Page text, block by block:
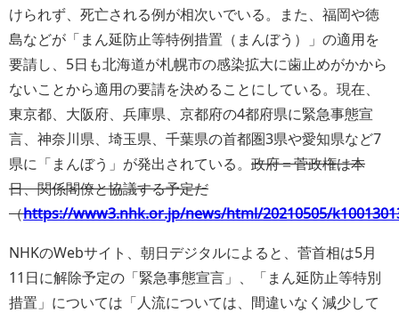
けられず、死亡される例が相次いでいる。また、福岡や徳
島などが「まん延防止等特例措置（まんぼう）」の適用を
要請し、5日も北海道が札幌市の感染拡大に歯止めがかから
ないことから適用の要請を決めることにしている。現在、
東京都、大阪府、兵庫県、京都府の4都府県に緊急事態宣
言、神奈川県、埼玉県、千葉県の首都圏3県や愛知県など7
県に「まんぼう」が発出されている。 政府＝菅政権は本
日、関係閣僚と協議する予定だ
（https://www3.nhk.or.jp/news/html/20210505/
NHKのWebサイト、朝日デジタルによると、菅首相は5月
11日に解除予定の「緊急事態宣言」、「まん延防止等特別
措置」については「人流については、間違いなく減少して